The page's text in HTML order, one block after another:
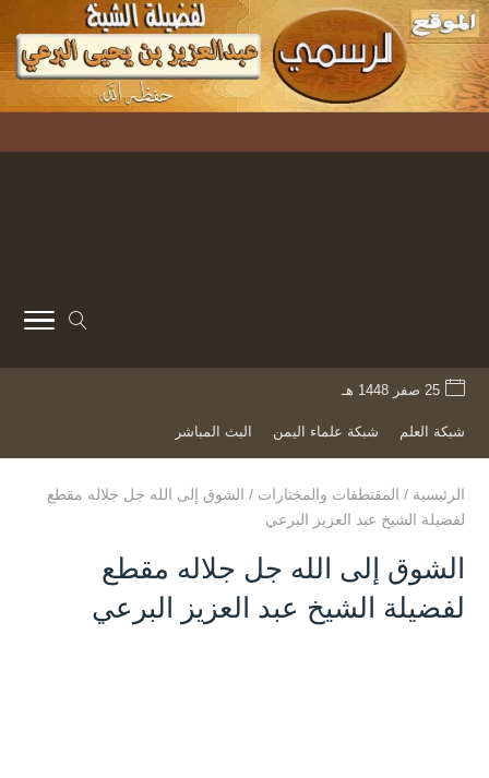
25 صفر 1448 هـ
شبكة العلم شبكة علماء اليمن البث المباشر
الرئيسية / المقتطفات والمختارات / الشوق إلى الله جل جلاله مقطع
لفضيلة الشيخ عبد العزيز البرعي
الشوق إلى الله جل جلاله مقطع
لفضيلة الشيخ عبد العزيز البرعي